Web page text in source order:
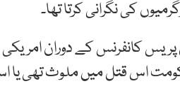
کی نگرانی کرتا تھا۔
کانفرنس کے دوران امریکی
اس قتل میں ملوث تھی یا